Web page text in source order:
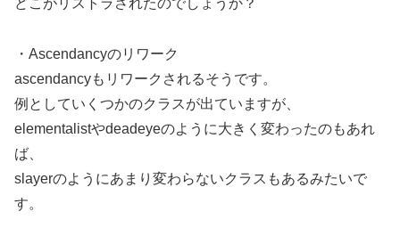
どこがリストラされたのでしょうか？
・Ascendancyのリワーク
ascendancyもリワークされるそうです。
例としていくつかのクラスが出ていますが、
elementalistやdeadeyeのように大きく変わったのもあれ
ば、
slayerのようにあまり変わらないクラスもあるみたいで
す。